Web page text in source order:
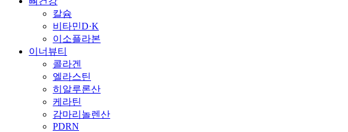
칼슘
비타민D·K
이소플라본
이너뷰티
콜라겐
엘라스틴
히알루론산
케라틴
감마리놀렌산
PDRN